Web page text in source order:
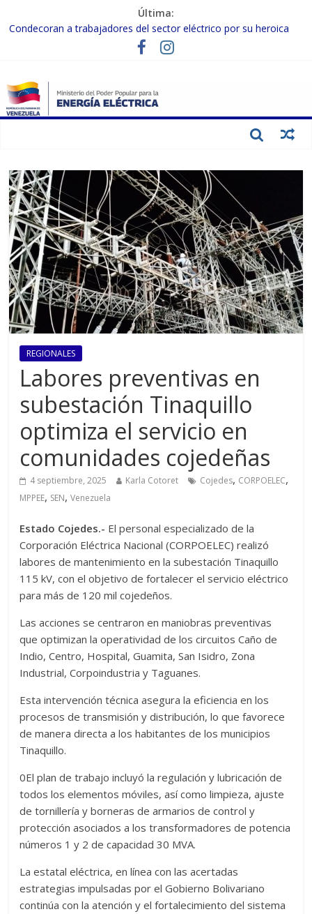
Última:
Condecoran a trabajadores del sector eléctrico por su heroica
labor tras el doble sismo del 24-J
Gobierno Nacional coordina acciones con el sector privado para
Inspeccionan trabajos de rehabilitación en instalaciones del SEN
en Carabobo
Gobierno Nacional activa plan preventivo para fortalecer el SEN
REGIONALES
Labores preventivas en
subestación Tinaquillo
optimiza el servicio en
comunidades cojedeñas
4 septiembre, 2025 Karla Cotoret Cojedes, CORPOELEC,
MPPEE, SEN,Venezuela
Estado Cojedes.- El personal especializado de la
Corporación Eléctrica Nacional (CORPOELEC) realizó
labores de mantenimiento en la subestación Tinaquillo
115 kV, con el objetivo de fortalecer el servicio eléctrico
para más de 120 mil cojedeños.
Las acciones se centraron en maniobras preventivas
que optimizan la operatividad de los circuitos Caño de
Indio, Centro, Hospital, Guamita, San Isidro, Zona
Industrial, Corpoindustria y Taguanes.
Esta intervención técnica asegura la eficiencia en los
procesos de transmisión y distribución, lo que favorece
de manera directa a los habitantes de los municipios
Tinaquillo.
0El plan de trabajo incluyó la regulación y lubricación de
todos los elementos móviles, así como limpieza, ajuste
de tornillería y borneras de armarios de control y
protección asociados a los transformadores de potencia
números 1 y 2 de capacidad 30 MVA.
La estatal eléctrica, en línea con las acertadas
estrategias impulsadas por el Gobierno Bolivariano
continúa con la atención y el fortalecimiento del sistema